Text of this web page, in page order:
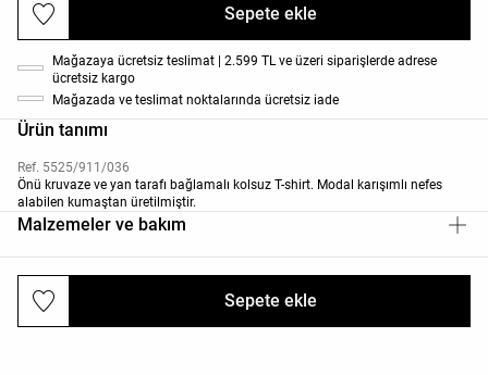
Sepete ekle
Sepete ekle
Mağazaya ücretsiz teslimat | 2.599 TL ve üzeri siparişlerde adrese
ücretsiz kargo
Mağazada ve teslimat noktalarında ücretsiz iade
Ürün tanımı
Ref. 5525/911/036
Önü kruvaze ve yan tarafı bağlamalı kolsuz T-shirt. Modal karışımlı nefes
alabilen kumaştan üretilmiştir.
Malzemeler ve bakım
Gönderiler ve iadeler